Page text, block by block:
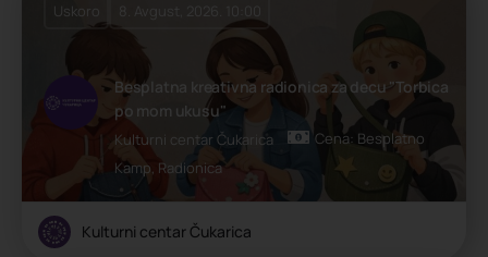
Besplatna kreativna radionica za decu "Torbica
po mom ukusu"
Kulturni centar Čukarica
Cena: Besplatno
Kamp, Radionica
Uskoro 8. Avgust, 2026. 10:00
Kulturni centar Čukarica